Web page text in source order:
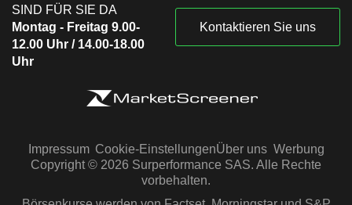
SIND FÜR SIE DA
Montag - Freitag 9.00-
12.00 Uhr / 14.00-18.00
Uhr
Kontaktieren Sie uns
Impressum Cookie-EinstellungenÜber uns Werbung
Copyright © 2026 Surperformance SAS. Alle Rechte
vorbehalten.